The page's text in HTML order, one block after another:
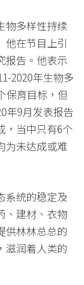
物多样性持续
他在节目上引
报告。他表示
2020年生物多
保育目标，但
年9月发表报告
，当中只有6个
为未达成或难
系统的稳定及
、建材、衣物
供林林总总的
滋润着人类的